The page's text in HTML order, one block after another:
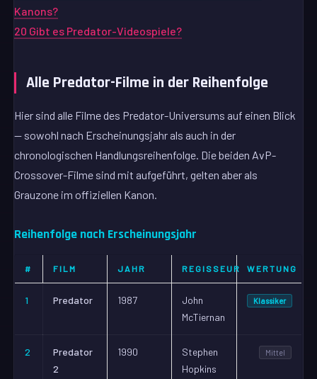
Kanons?
20 Gibt es Predator-Videospiele?
Alle Predator-Filme in der Reihenfolge
Hier sind alle Filme des Predator-Universums auf einen Blick
— sowohl nach Erscheinungsjahr als auch in der
chronologischen Handlungsreihenfolge. Die beiden AvP-
Crossover-Filme sind mit aufgeführt, gelten aber als
Grauzone im offiziellen Kanon.
Reihenfolge nach Erscheinungsjahr
# FILM JAHR REGISSEUR WERTUNG
1 Predator 1987
John
McTiernan
Klassiker
2
Predator
2
1990
Stephen
Hopkins
Mittel